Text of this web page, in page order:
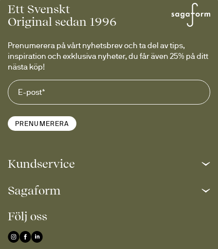
Ett Svenskt
Original sedan 1996
Prenumerera på vårt nyhetsbrev och ta del av tips,
inspiration och exklusiva nyheter, du får även 25% på ditt
nästa köp!
PRENUMERERA
Kundservice
Sagaform
Följ oss